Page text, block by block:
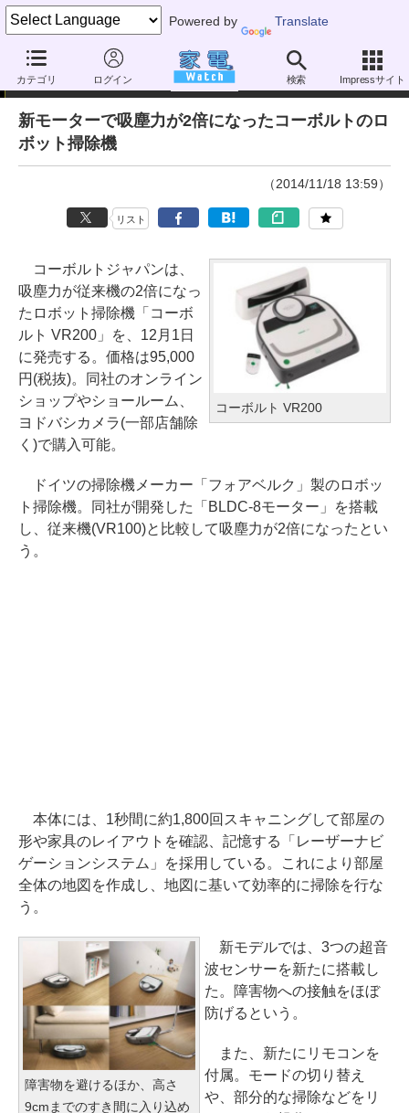
Powered by Translate
カテゴリ ログイン 検索 Impressサイト
ニュース
新モーターで吸塵力が2倍になったコーボルトのロ
ボット掃除機
（2014/11/18 13:59）
リスト
コーボルト VR200
コーボルトジャパンは、
吸塵力が従来機の2倍になっ
たロボット掃除機「コーボ
ルト VR200」を、12月1日
に発売する。価格は95,000
円(税抜)。同社のオンライン
ショップやショールーム、
ヨドバシカメラ(一部店舗除
く)で購入可能。
ドイツの掃除機メーカー「フォアベルク」製のロボッ
ト掃除機。同社が開発した「BLDC-8モーター」を搭載
し、従来機(VR100)と比較して吸塵力が2倍になったとい
う。
本体には、1秒間に約1,800回スキャニングして部屋の
形や家具のレイアウトを確認、記憶する「レーザーナビ
ゲーションシステム」を採用している。これにより部屋
全体の地図を作成し、地図に基いて効率的に掃除を行な
う。
障害物を避けるほか、高さ
9cmまでのすき間に入り込め
新モデルでは、3つの超音
波センサーを新たに搭載し
た。障害物への接触をほぼ
防げるという。
また、新たにリモコンを
付属。モードの切り替え
や、部分的な掃除などをリ